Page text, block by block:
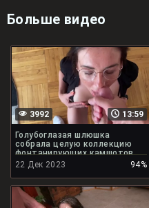
Больше видео
13:59
3992
Голубоглазая шлюшка
собрала целую коллекцию
фонтанирующих камшотов
22 Дек 2023
94%